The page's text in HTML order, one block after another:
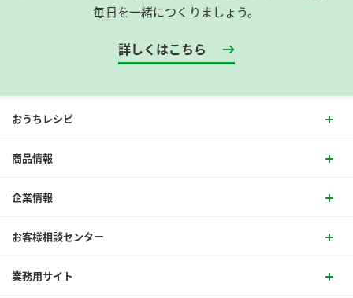
毎日を一緒につくりましょう。
詳しくはこちら
おうちレシピ
商品情報
企業情報
お客様相談センター
業務用サイト